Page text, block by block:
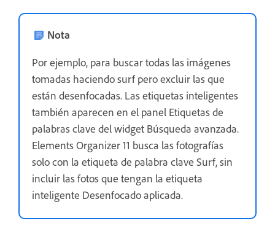
Nota
Por ejemplo, para buscar todas las imágenes
tomadas haciendo surf pero excluir las que
están desenfocadas. Las etiquetas inteligentes
también aparecen en el panel Etiquetas de
palabras clave del widget Búsqueda avanzada.
Elements Organizer 11 busca las fotografías
solo con la etiqueta de palabra clave Surf, sin
incluir las fotos que tengan la etiqueta
inteligente Desenfocado aplicada.